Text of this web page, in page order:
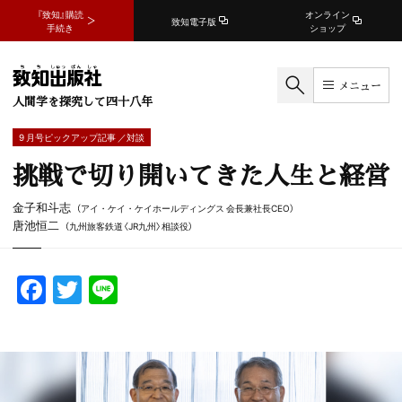
『致知』購読
手続き
致知電子版
オンライン
ショップ
人間学を探究して四十八年
メニュー
9 月号ピックアップ記事 ／対談
挑戦で切り開いてきた人生と経営
金子和斗志 （アイ・ケイ・ケイホールディングス 会長兼社長CEO）
唐池恒二 （九州旅客鉄道〈JR九州〉相談役）
F
a
c
e
T
w
itt
er
e